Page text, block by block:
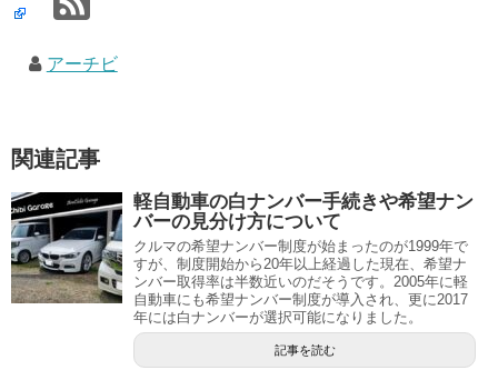
アーチビ
関連記事
軽自動車の白ナンバー手続きや希望ナン
バーの見分け方について
クルマの希望ナンバー制度が始まったのが1999年で
すが、制度開始から20年以上経過した現在、希望ナ
ンバー取得率は半数近いのだそうです。2005年に軽
自動車にも希望ナンバー制度が導入され、更に2017
年には白ナンバーが選択可能になりました。
記事を読む